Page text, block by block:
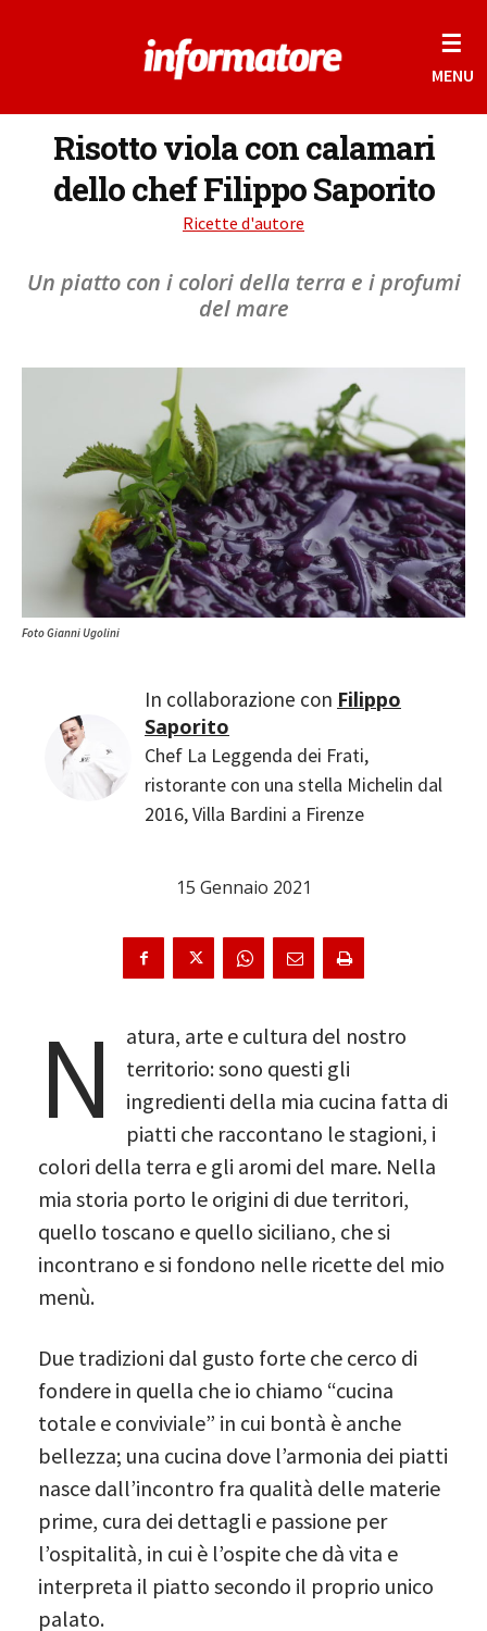
☰
MENU
Risotto viola con calamari
dello chef Filippo Saporito
Ricette d'autore
Un piatto con i colori della terra e i profumi
del mare
Foto Gianni Ugolini
Filippo
Saporito
Chef La Leggenda dei Frati,
ristorante con una stella Michelin dal
2016, Villa Bardini a Firenze
15 Gennaio 2021
N
atura, arte e cultura del nostro
territorio: sono questi gli
ingredienti della mia cucina fatta di
piatti che raccontano le stagioni, i
colori della terra e gli aromi del mare. Nella
mia storia porto le origini di due territori,
quello toscano e quello siciliano, che si
incontrano e si fondono nelle ricette del mio
menù.
Due tradizioni dal gusto forte che cerco di
fondere in quella che io chiamo “cucina
totale e conviviale” in cui bontà è anche
bellezza; una cucina dove l’armonia dei piatti
nasce dall’incontro fra qualità delle materie
prime, cura dei dettagli e passione per
l’ospitalità, in cui è l’ospite che dà vita e
interpreta il piatto secondo il proprio unico
palato.